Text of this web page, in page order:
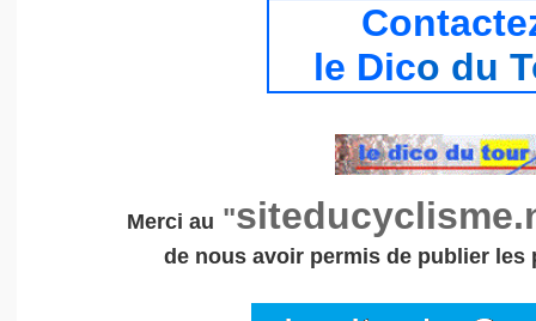
le Dico du
Merci au "
de nous avoir permis de publier les